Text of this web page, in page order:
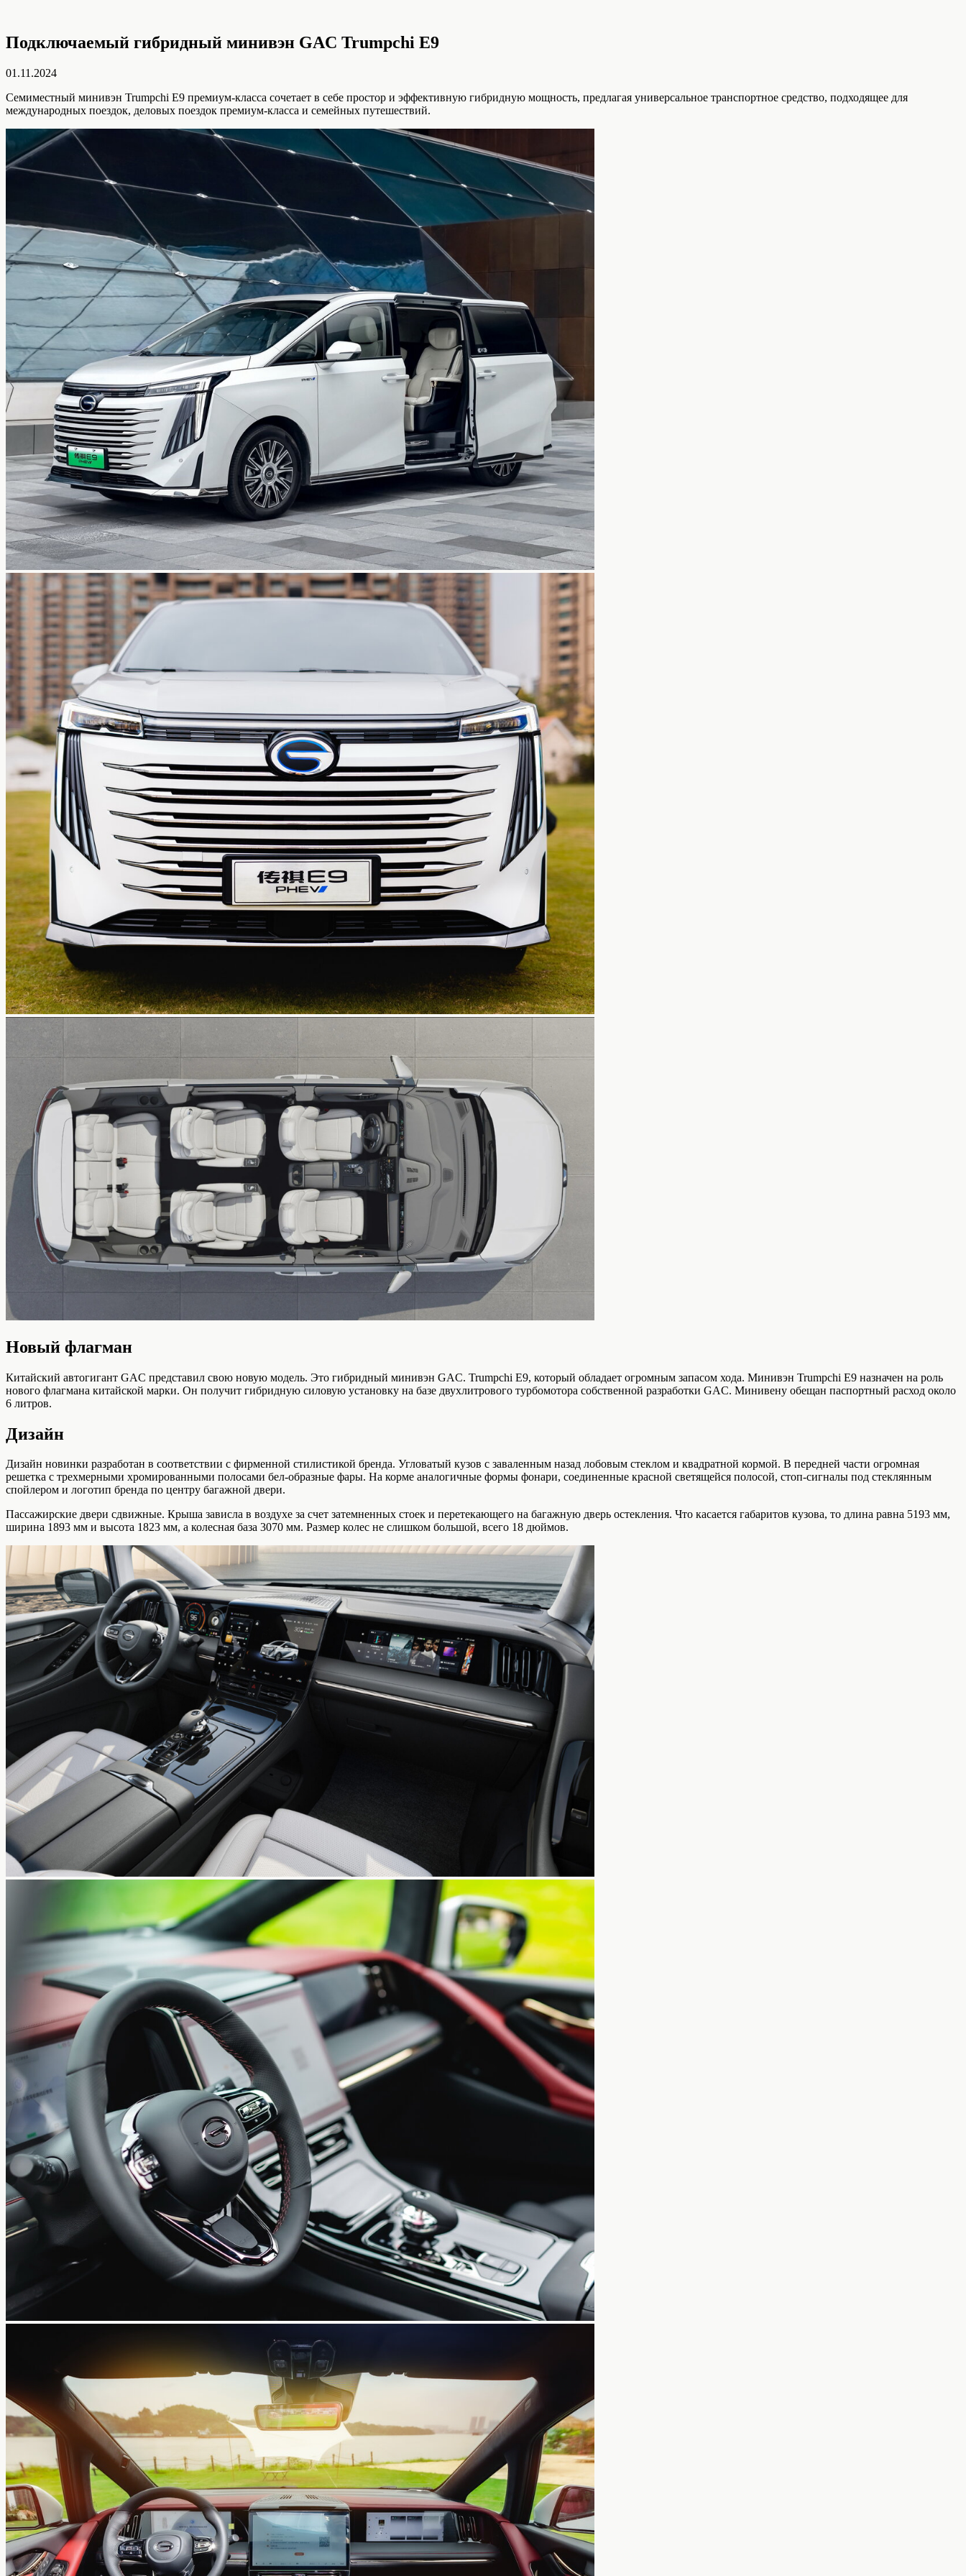
Подключаемый гибридный минивэн GAC Trumpchi E9
01.11.2024
Семиместный минивэн Trumpchi E9 премиум-класса сочетает в себе простор и эффективную гибридную мощность, предлагая универсальное транспортное средство, подходящее для
международных поездок, деловых поездок премиум-класса и семейных путешествий.
Новый флагман
Китайский автогигант GAC представил свою новую модель. Это гибридный минивэн GAC. Trumpchi E9, который обладает огромным запасом хода. Минивэн Trumpchi E9 назначен на роль
нового флагмана китайской марки. Он получит гибридную силовую установку на базе двухлитрового турбомотора собственной разработки GAC. Минивену обещан паспортный расход около
6 литров.
Дизайн
Дизайн новинки разработан в соответствии с фирменной стилистикой бренда. Угловатый кузов с заваленным назад лобовым стеклом и квадратной кормой. В передней части огромная
решетка с трехмерными хромированными полосами бел-образные фары. На корме аналогичные формы фонари, соединенные красной светящейся полосой, стоп-сигналы под стеклянным
спойлером и логотип бренда по центру багажной двери.
Пассажирские двери сдвижные. Крыша зависла в воздухе за счет затемненных стоек и перетекающего на багажную дверь остекления. Что касается габаритов кузова, то длина равна 5193 мм,
ширина 1893 мм и высота 1823 мм, а колесная база 3070 мм. Размер колес не слишком большой, всего 18 дюймов.